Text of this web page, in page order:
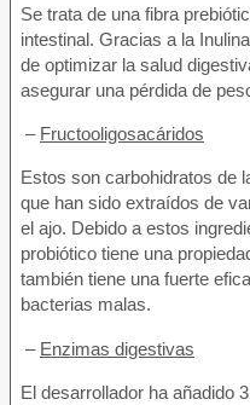
Se trata de una fibra
intestinal. Gracias a la
de optimizar la salud
asegurar una pérdida de
– Fructooligosacáridos
Estos son carbohidratos de
que han sido extraídos de
el ajo. Debido a estos
probiótico tiene una
también tiene una fuerte
bacterias malas.
– Enzimas digestivas
El desarrollador ha añadido